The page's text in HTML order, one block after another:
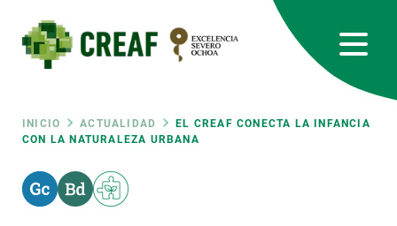
contenido
principal
Ruta
de
INICIO ACTUALIDAD
EL CREAF CONECTA LA INFANCIA
CON LA NATURALEZA URBANA
RRSS
Featured
INTRANET